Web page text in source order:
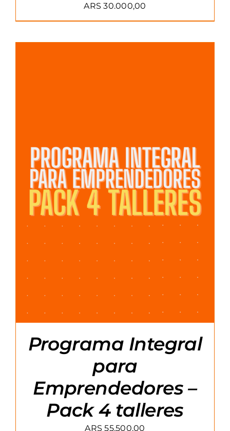
ARS 30.000,00
Programa Integral
para
Emprendedores –
Pack 4 talleres
ARS 55.500,00